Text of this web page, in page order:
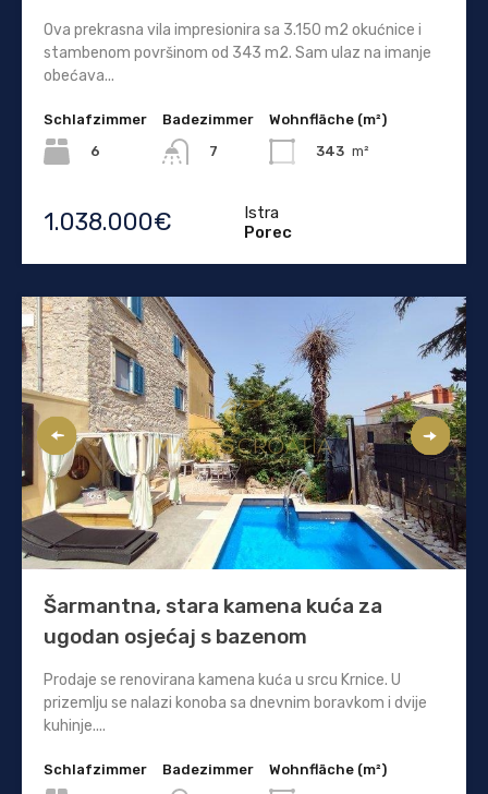
Ova prekrasna vila impresionira sa 3.150 m2 okućnice i
stambenom površinom od 343 m2. Sam ulaz na imanje
obećava...
Schlafzimmer
6
Badezimmer
7
Wohnfläche (m²)
343 m²
1.038.000€
Istra
Porec
Šarmantna, stara kamena kuća za
ugodan osjećaj s bazenom
Prodaje se renovirana kamena kuća u srcu Krnice. U
prizemlju se nalazi konoba sa dnevnim boravkom i dvije
kuhinje....
Schlafzimmer
Badezimmer
Wohnfläche (m²)